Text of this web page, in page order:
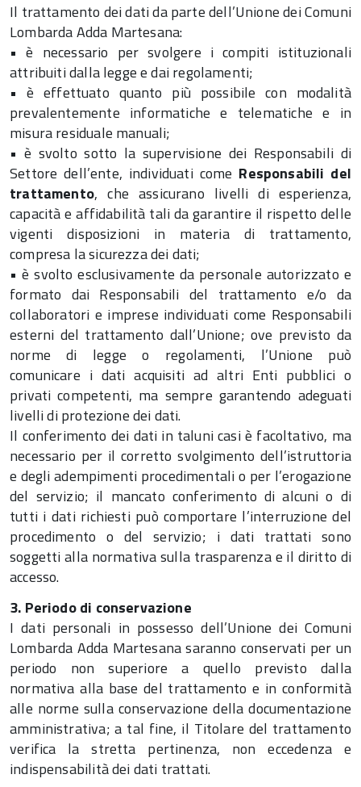
Il trattamento dei dati da parte dell’Unione dei Comuni
Lombarda Adda Martesana:
• è necessario per svolgere i compiti istituzionali
attribuiti dalla legge e dai regolamenti;
• è effettuato quanto più possibile con modalità
prevalentemente informatiche e telematiche e in
misura residuale manuali;
• è svolto sotto la supervisione dei Responsabili di
Settore dell’ente, individuati come Responsabili del
trattamento, che assicurano livelli di esperienza,
capacità e affidabilità tali da garantire il rispetto delle
vigenti disposizioni in materia di trattamento,
compresa la sicurezza dei dati;
• è svolto esclusivamente da personale autorizzato e
formato dai Responsabili del trattamento e/o da
collaboratori e imprese individuati come Responsabili
esterni del trattamento dall’Unione; ove previsto da
norme di legge o regolamenti, l’Unione può
comunicare i dati acquisiti ad altri Enti pubblici o
privati competenti, ma sempre garantendo adeguati
livelli di protezione dei dati.
Il conferimento dei dati in taluni casi è facoltativo, ma
necessario per il corretto svolgimento dell’istruttoria
e degli adempimenti procedimentali o per l’erogazione
del servizio; il mancato conferimento di alcuni o di
tutti i dati richiesti può comportare l’interruzione del
procedimento o del servizio; i dati trattati sono
soggetti alla normativa sulla trasparenza e il diritto di
accesso.
3. Periodo di conservazione
I dati personali in possesso dell’Unione dei Comuni
Lombarda Adda Martesana saranno conservati per un
periodo non superiore a quello previsto dalla
normativa alla base del trattamento e in conformità
alle norme sulla conservazione della documentazione
amministrativa; a tal fine, il Titolare del trattamento
verifica la stretta pertinenza, non eccedenza e
indispensabilità dei dati trattati.